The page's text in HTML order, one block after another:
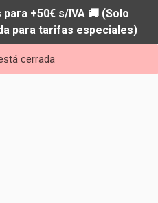
+50€ s/IVA 🚚 (Solo
para tarifas especiales)
cerrada